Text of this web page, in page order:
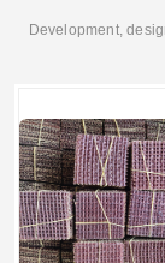
Development,